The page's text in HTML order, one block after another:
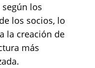
los
los socios, lo
la creación de
más